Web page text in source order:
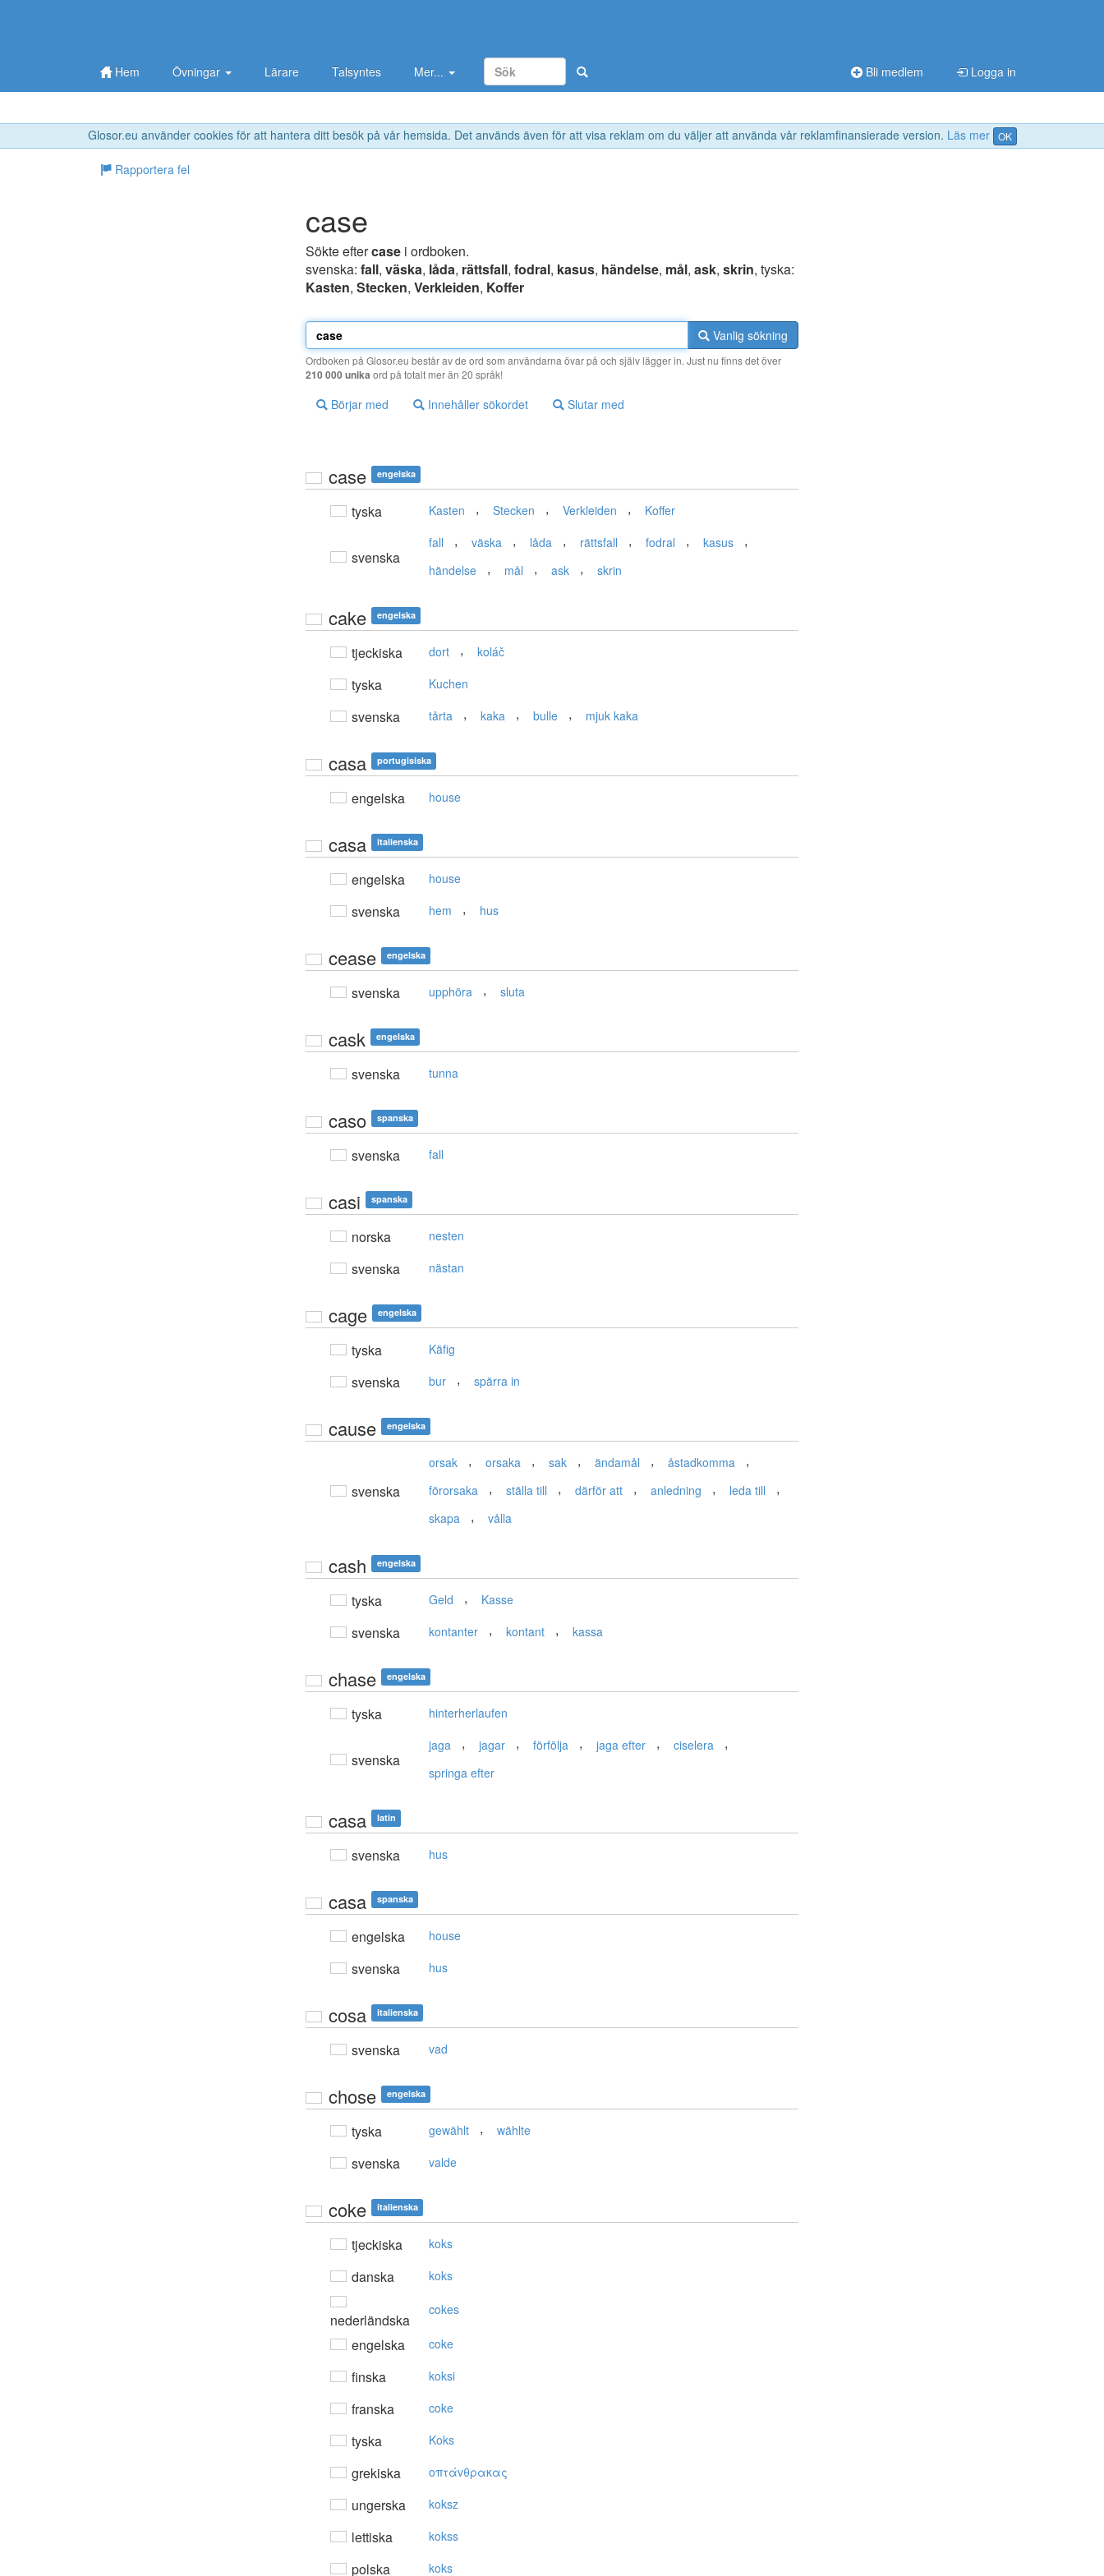
Glosor.eu använder cookies för att hantera ditt besök på vår hemsida. Det används även för att visa reklam om du väljer att använda vår reklamfinansierade version. Läs mer OK
Hem Övningar Lärare Talsyntes Mer... Bli medlem Logga in
Rapportera fel
case
Sökte eftercase i ordboken.
svenska: fall, väska, låda, rättsfall, fodral, kasus, händelse, mål, ask, skrin, tyska:
Kasten, Stecken, Verkleiden, Koffer
Vanlig sökning
Ordboken på Glosor.eu består av de ord som användarna övar på och själv lägger in. Just nu finns det över
210 000 unika ord på totalt mer än 20 språk!
Börjar med Innehåller sökordet Slutar med
case engelska
tyska Kasten , Stecken , Verkleiden , Koffer
svenska
fall , väska , låda , rättsfall , fodral , kasus ,
händelse , mål , ask , skrin
cake engelska
tjeckiska dort , koláč
tyska Kuchen
svenska tårta , kaka , bulle , mjuk kaka
casa portugisiska
engelska house
casa italienska
engelska house
svenska hem , hus
cease engelska
svenska upphöra , sluta
cask engelska
svenska tunna
caso spanska
svenska fall
casi spanska
norska nesten
svenska nästan
cage engelska
tyska Käfig
svenska bur , spärra in
cause engelska
svenska
orsak , orsaka , sak , ändamål , åstadkomma ,
förorsaka , ställa till , därför att , anledning , leda till ,
skapa , vålla
cash engelska
tyska Geld , Kasse
svenska kontanter , kontant , kassa
chase engelska
tyska hinterherlaufen
svenska
jaga , jagar , förfölja , jaga efter , ciselera ,
springa efter
casa latin
svenska hus
casa spanska
engelska house
svenska hus
cosa italienska
svenska vad
chose engelska
tyska gewählt , wählte
svenska valde
coke italienska
tjeckiska koks
danska koks
nederländska
cokes
engelska coke
finska koksi
franska coke
tyska Koks
grekiska oπτάvθρακας
ungerska koksz
lettiska kokss
polska koks